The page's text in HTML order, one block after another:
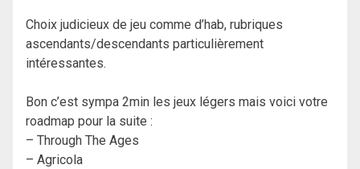
Choix judicieux de jeu comme d’hab, rubriques
ascendants/descendants particulièrement
intéressantes.
Bon c’est sympa 2min les jeux légers mais voici votre
roadmap pour la suite :
– Through The Ages
– Agricola